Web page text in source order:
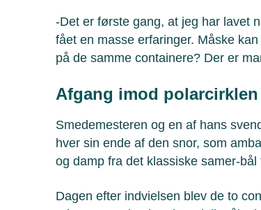
-Det er første gang, at jeg har lavet
fået en masse erfaringer. Måske
på de samme containere? Der er
Afgang imod polarcirklen
Smedemesteren og en af hans
hver sin ende af den snor, som
og damp fra det klassiske samer-
Dagen efter indvielsen blev de to